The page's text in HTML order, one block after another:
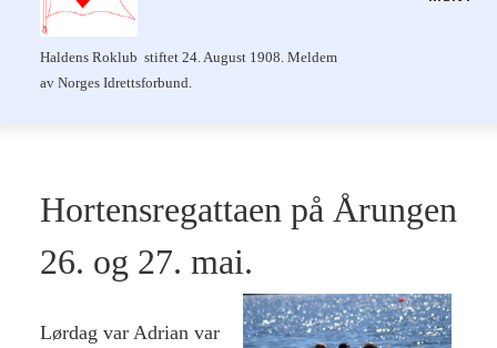
Haldens Roklub stiftet 24. August 1908. Meldem
av Norges Idrettsforbund.
Hortensregattaen på Årungen
26. og 27. mai.
Lørdag var Adrian var